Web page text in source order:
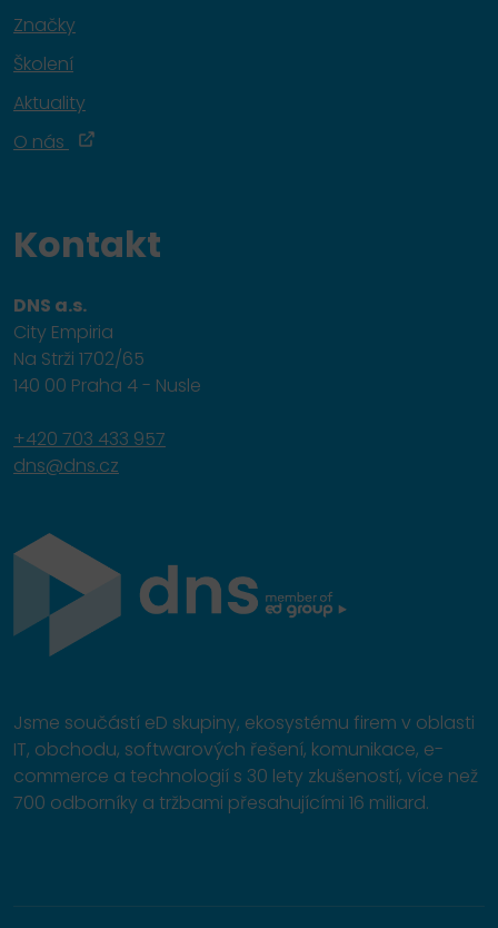
Značky
Školení
Aktuality
O nás
Kontakt
DNS a.s.
City Empiria
Na Strži 1702/65
140 00 Praha 4 - Nusle
+420 703 433 957
dns@dns.cz
Jsme součástí eD skupiny, ekosystému firem v oblasti
IT, obchodu, softwarových řešení, komunikace, e-
commerce a technologií s 30 lety zkušeností, více než
700 odborníky a tržbami přesahujícími 16 miliard.